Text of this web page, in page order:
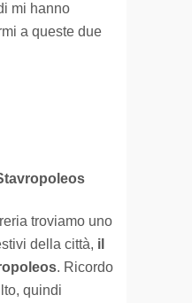
mi hanno
a queste due
troviamo uno
della città, il
. Ricordo
quindi